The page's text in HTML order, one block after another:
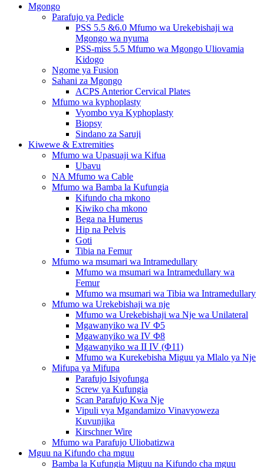
Mgongo
Parafujo ya Pedicle
PSS 5.5 &6.0 Mfumo wa Urekebishaji wa
Mgongo wa nyuma
PSS-miss 5.5 Mfumo wa Mgongo Uliovamia
Kidogo
Ngome ya Fusion
Sahani za Mgongo
ACPS Anterior Cervical Plates
Mfumo wa kyphoplasty
Vyombo vya Kyphoplasty
Biopsy
Sindano za Saruji
Kiwewe & Extremities
Mfumo wa Upasuaji wa Kifua
Ubavu
NA Mfumo wa Cable
Mfumo wa Bamba la Kufungia
Kifundo cha mkono
Kiwiko cha mkono
Bega na Humerus
Hip na Pelvis
Goti
Tibia na Femur
Mfumo wa msumari wa Intramedullary
Mfumo wa msumari wa Intramedullary wa
Femur
Mfumo wa msumari wa Tibia wa Intramedullary
Mfumo wa Urekebishaji wa nje
Mfumo wa Urekebishaji wa Nje wa Unilateral
Mgawanyiko wa IV Φ5
Mgawanyiko wa IV Φ8
Mgawanyiko wa II IV (Φ11)
Mfumo wa Kurekebisha Miguu ya Mlalo ya Nje
Mifupa ya Mifupa
Parafujo Isiyofunga
Screw ya Kufungia
Scan Parafujo Kwa Nje
Vipuli vya Mgandamizo Vinavyoweza
Kuvunjika
Kirschner Wire
Mfumo wa Parafujo Uliobatizwa
Mguu na Kifundo cha mguu
Bamba la Kufungia Miguu na Kifundo cha mguu